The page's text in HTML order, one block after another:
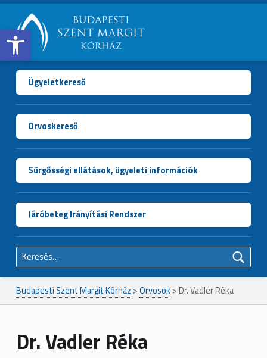
Open toolbar
BUDAPESTI
SZENT
MARGIT
KÓRHÁZ
Ügyeletkereső
Orvoskereső
Sürgősségi ellátások, ügyeleti információk
Járóbeteg Irányítási Rendszer
Keresés:
Budapesti Szent Margit Kórház >Orvosok> Dr. Vadler Réka
Dr. Vadler Réka